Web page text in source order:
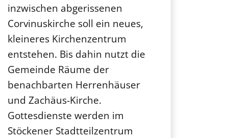
inzwischen abgerissenen
Corvinuskirche soll ein neues,
kleineres Kirchenzentrum
entstehen. Bis dahin nutzt die
Gemeinde Räume der
benachbarten Herrenhäuser
und Zachäus-Kirche.
Gottesdienste werden im
Stöckener Stadtteilzentrum